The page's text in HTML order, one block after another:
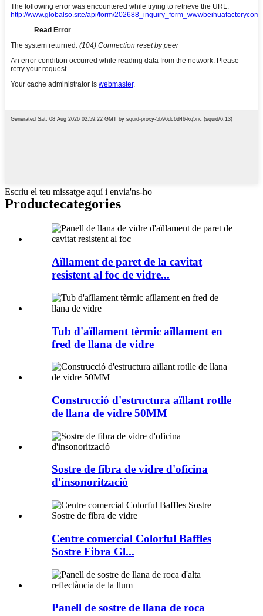
Escriu el teu missatge aquí i envia'ns-ho
Productecategories
Aïllament de paret de la cavitat
resistent al foc de vidre...
Tub d'aïllament tèrmic aïllament en
fred de llana de vidre
Construcció d'estructura aïllant rotlle
de llana de vidre 50MM
Sostre de fibra de vidre d'oficina
d'insonorització
Centre comercial Colorful Baffles
Sostre Fibra Gl...
Panell de sostre de llana de roca